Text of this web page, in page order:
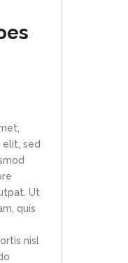
elit, sed
Ut
quis
nisl